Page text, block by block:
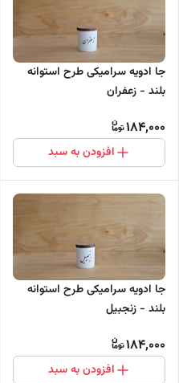
جا ادویه سرامیکی طرح استوانه
بلند - زعفران
184,000
افزودن به سبد
جا ادویه سرامیکی طرح استوانه
بلند - زنجبیل
184,000
افزودن به سبد